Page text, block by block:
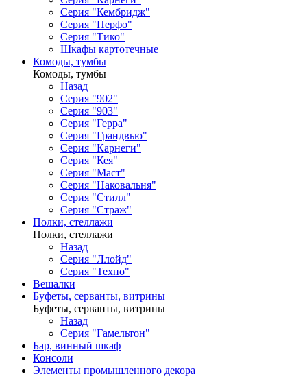
Серия "Кембридж"
Серия "Перфо"
Серия "Тико"
Шкафы картотечные
Комоды, тумбы
Комоды, тумбы
Назад
Серия "902"
Серия "903"
Серия "Герра"
Серия "Грандвью"
Серия "Карнеги"
Серия "Кея"
Серия "Маст"
Серия "Наковальня"
Серия "Стилл"
Серия "Страж"
Полки, стеллажи
Полки, стеллажи
Назад
Серия "Ллойд"
Серия "Техно"
Вешалки
Буфеты, серванты, витрины
Буфеты, серванты, витрины
Назад
Серия "Гамельтон"
Бар, винный шкаф
Консоли
Элементы промышленного декора